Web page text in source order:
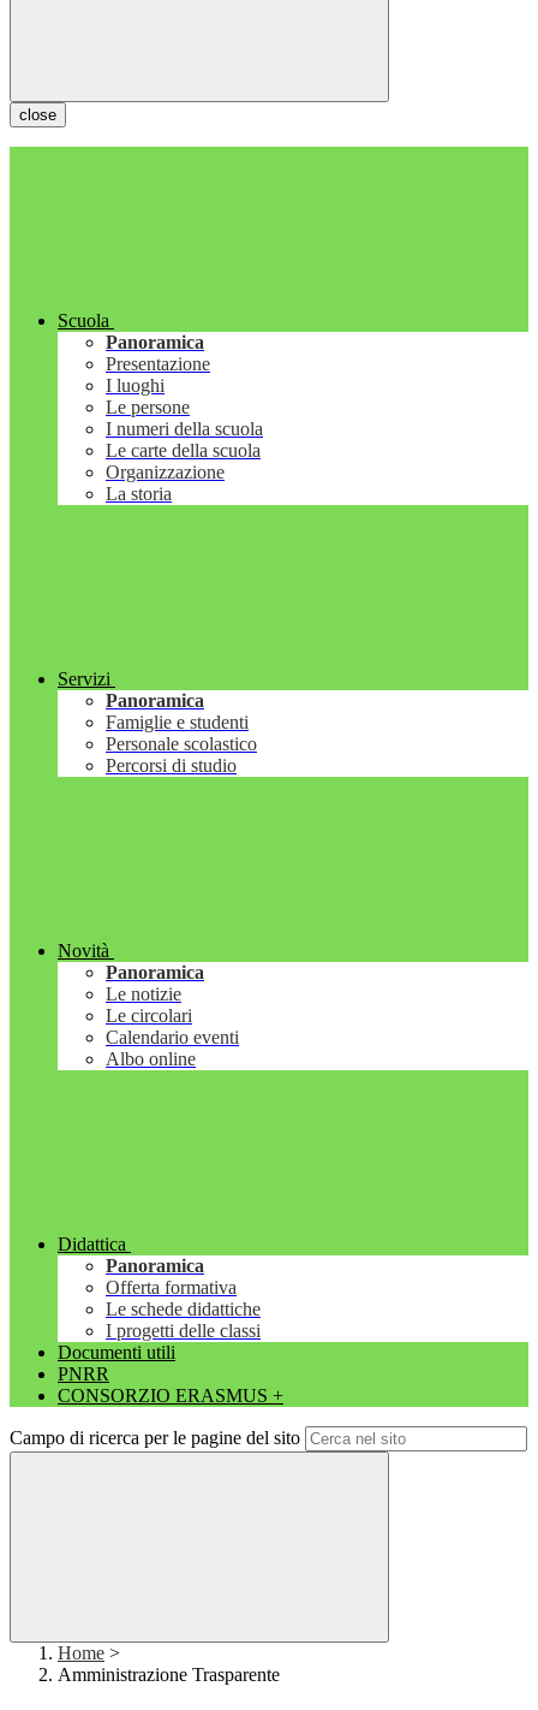
close
Scuola
Panoramica
Presentazione
I luoghi
Le persone
I numeri della scuola
Le carte della scuola
Organizzazione
La storia
Servizi
Panoramica
Famiglie e studenti
Personale scolastico
Percorsi di studio
Novità
Panoramica
Le notizie
Le circolari
Calendario eventi
Albo online
Didattica
Panoramica
Offerta formativa
Le schede didattiche
I progetti delle classi
Documenti utili
PNRR
CONSORZIO ERASMUS +
Campo di ricerca per le pagine del sito
Home >
Amministrazione Trasparente